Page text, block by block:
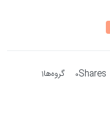
Shares
0 گروه‌ها1